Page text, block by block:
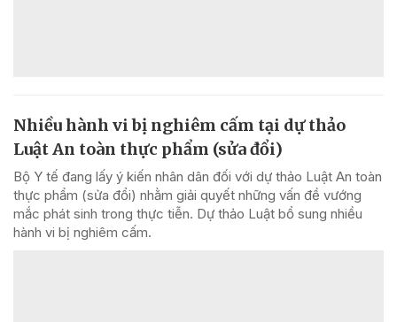
Nhiều hành vi bị nghiêm cấm tại dự thảo
Luật An toàn thực phẩm (sửa đổi)
Bộ Y tế đang lấy ý kiến nhân dân đối với dự thảo Luật An toàn
thực phẩm (sửa đổi) nhằm giải quyết những vấn đề vướng
mắc phát sinh trong thực tiễn. Dự thảo Luật bổ sung nhiều
hành vi bị nghiêm cấm.